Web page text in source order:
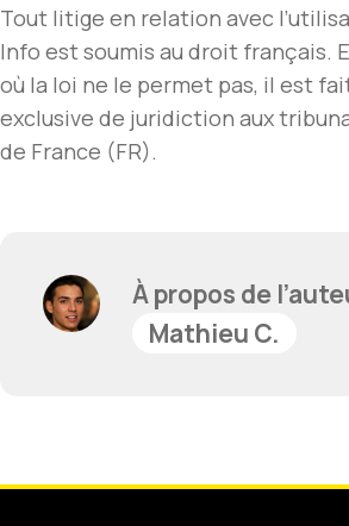
Tout litige en relation avec
Info est soumis au droit français.
où la loi ne le permet pas, il est
exclusive de juridiction aux
de France (FR).
À propos de
Mathieu C.